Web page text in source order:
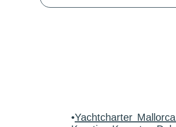
•Yachtcharter